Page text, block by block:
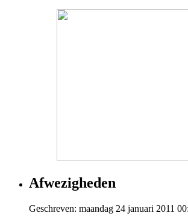
Afwezigheden
Geschreven: maandag 24 januari 2011